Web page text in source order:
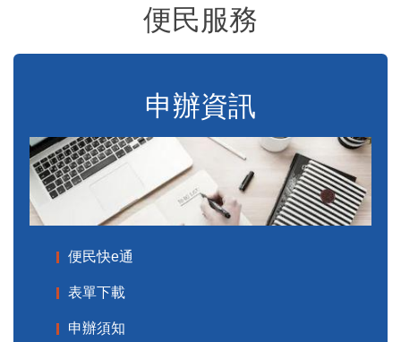
便民服務
申辦資訊
便民快e通
表單下載
申辦須知